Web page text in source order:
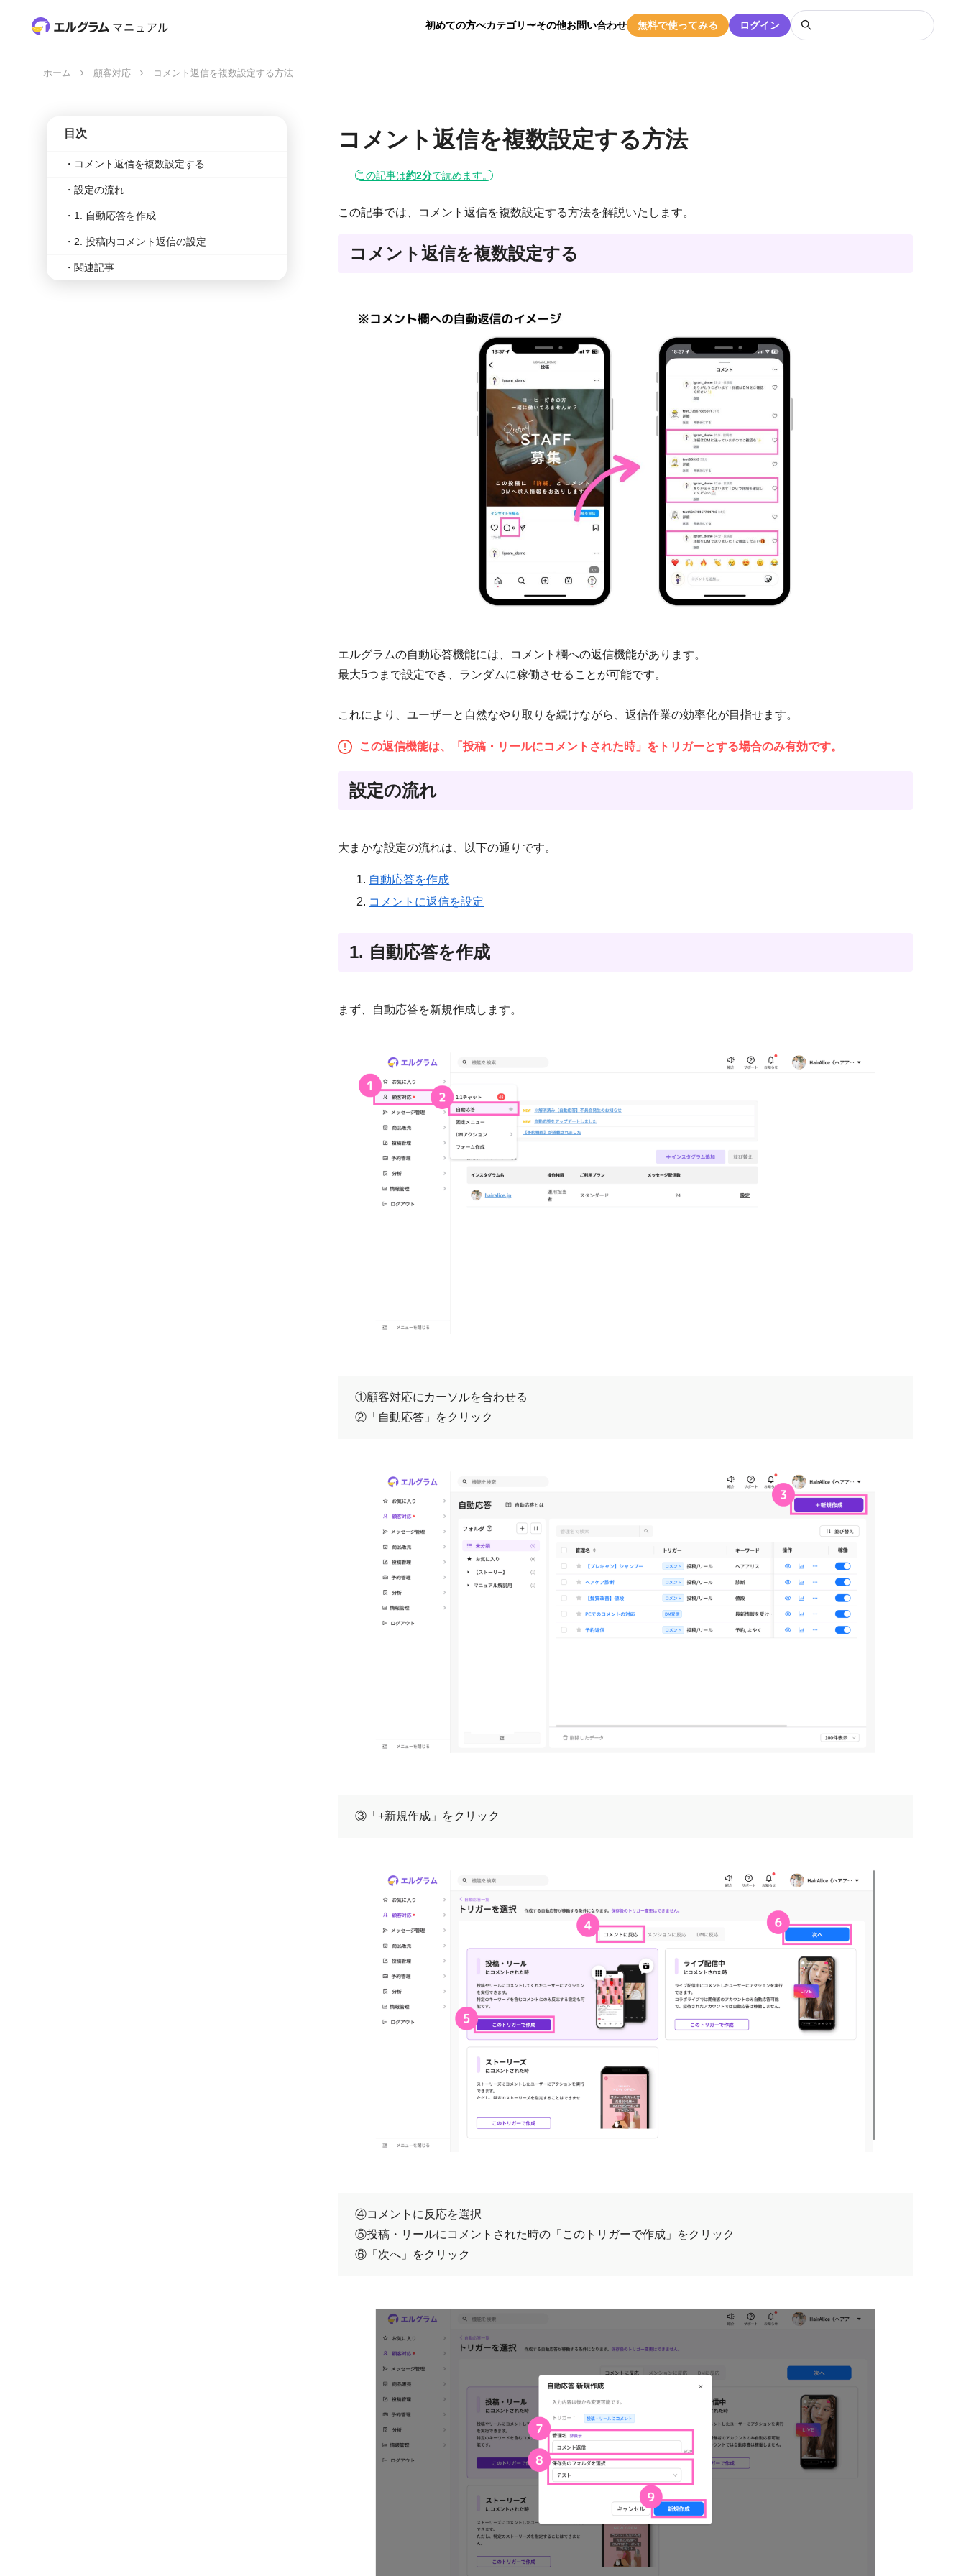
初めての方へカテゴリーその他お問い合わせ 無料で使ってみる ログイン
ホーム 顧客対応 コメント返信を複数設定する方法
コメント返信を複数設定する方法
この記事は約2分で読めます。
この記事では、コメント返信を複数設定する方法を解説いたします。
コメント返信を複数設定する
エルグラムの自動応答機能には、コメント欄への返信機能があります。
最大5つまで設定でき、ランダムに稼働させることが可能です。
これにより、ユーザーと自然なやり取りを続けながら、返信作業の効率化が目指せます。
この返信機能は、「投稿・リールにコメントされた時」をトリガーとする場合のみ有効です。
設定の流れ
大まかな設定の流れは、以下の通りです。
自動応答を作成
コメントに返信を設定
1. 自動応答を作成
まず、自動応答を新規作成します。
①顧客対応にカーソルを合わせる
②「自動応答」をクリック
③「+新規作成」をクリック
④コメントに反応を選択
⑤投稿・リールにコメントされた時の「このトリガーで作成」をクリック
⑥「次へ」をクリック
目次
コメント返信を複数設定する
設定の流れ
1. 自動応答を作成
2. 投稿内コメント返信の設定
関連記事